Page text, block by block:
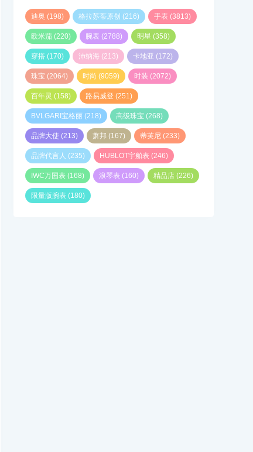
迪奥 (198) 格拉苏蒂原创 (216) 手表 (3813)
欧米茄 (220) 腕表 (2788) 明星 (358)
穿搭 (170) 沛纳海 (213) 卡地亚 (172)
珠宝 (2064) 时尚 (9059) 时装 (2072)
百年灵 (158) 路易威登 (251)
BVLGARI宝格丽 (218) 高级珠宝 (268)
品牌大使 (213) 萧邦 (167) 蒂芙尼 (233)
品牌代言人 (235) HUBLOT宇舶表 (246)
IWC万国表 (168) 浪琴表 (160) 精品店 (226)
限量版腕表 (180)